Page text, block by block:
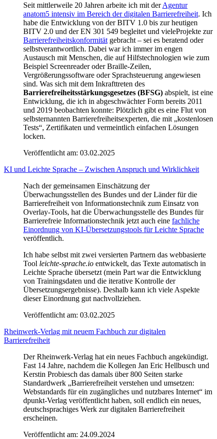
Seit mittlerweile 20 Jahren arbeite ich mit derAgentur
anatom5 intensiv im Bereich der digitalen Barrierefreiheit. Ich
habe die Entwicklung von der BITV 1.0 bis zur heutigen
BITV 2.0 und der EN 301 549 begleitet und vieleProjekte zur
Barrierefreiheitskonformität gebracht – sei es beratend oder
selbstverantwortlich. Dabei war ich immer im engen
Austausch mit Menschen, die auf Hilfstechnologien wie zum
Beispiel Screenreader oder Braille-Zeilen,
Vergrößerungssoftware oder Sprachsteuerung angewiesen
sind. Was sich mit dem Inkrafttreten des
Barrierefreiheitsstärkungsgesetzes (BFSG) abspielt, ist eine
Entwicklung, die ich in abgeschwächter Form bereits 2011
und 2019 beobachten konnte: Plötzlich gibt es eine Flut von
selbsternannten Barrierefreiheitsexperten, die mit „kostenlosen
Tests“, Zertifikaten und vermeintlich einfachen Lösungen
locken.
Veröffentlicht am: 03.02.2025
KI und Leichte Sprache – Zwischen Anspruch und Wirklichkeit
Nach der gemeinsamen Einschätzung der
Überwachungsstellen des Bundes und der Länder für die
Barrierefreiheit von Informationstechnik zum Einsatz von
Overlay-Tools, hat die Überwachungsstelle des Bundes für
Barrierefreie Informationstechnik jetzt auch eine fachliche
Einordnung von KI-Übersetzungstools für Leichte Sprache
veröffentlich.
Ich habe selbst mit zwei versierten Partnern das webbasierte
Tool leichte-sprache.io entwickelt, das Texte automatisch in
Leichte Sprache übersetzt (mein Part war die Entwicklung
von Trainingsdaten und die iterative Kontrolle der
Übersetzungsergebnisse). Deshalb kann ich viele Aspekte
dieser Einordnung gut nachvollziehen.
Veröffentlicht am: 03.02.2025
Rheinwerk-Verlag mit neuem Fachbuch zur digitalen
Barrierefreiheit
Der Rheinwerk-Verlag hat ein neues Fachbuch angekündigt.
Fast 14 Jahre, nachdem die Kollegen Jan Eric Hellbusch und
Kerstin Probiesch das damals über 800 Seiten starke
Standardwerk „Barrierefreiheit verstehen und umsetzen:
Webstandards für ein zugängliches und nutzbares Internet“ im
dpunkt-Verlag veröffentlicht haben, soll endlich ein neues,
deutschsprachiges Werk zur digitalen Barrierefreiheit
erscheinen.
Veröffentlicht am: 24.09.2024